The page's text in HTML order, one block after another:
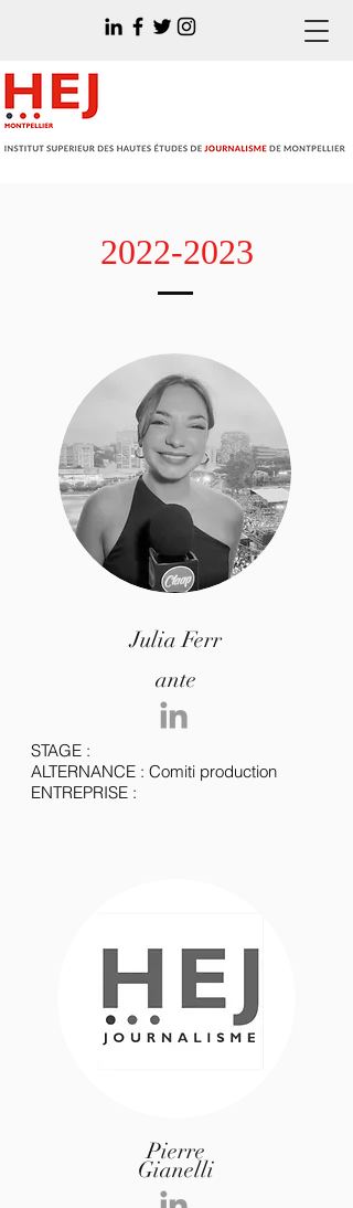
2022-2023
JuliaFerr
ante
STAGE :
ALTERNANCE : Comiti production
ENTREPRISE :
Pierre
Gianelli